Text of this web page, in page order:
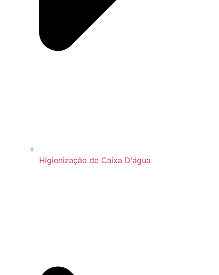
Higienização de Caixa D'água